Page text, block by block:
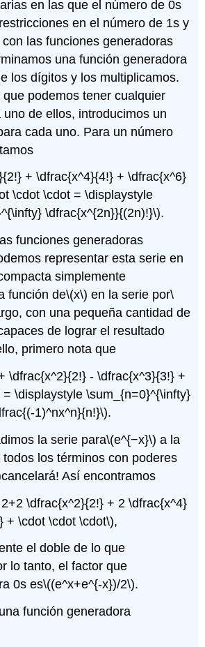
en las que el número de 0s
en el número de 1s y
las funciones generadoras
una función generadora
los dígitos y los multiplicamos.
podemos tener cualquier
de ellos, introducimos un
cada uno. Para un número
+ \dfrac{x^4}{4!} + \dfrac{x^6}
\cdot \cdot = \displaystyle
\dfrac{x^{2n}}{(2n)!}\).
funciones generadoras
representar esta serie en
simplemente
función de\(x\) en la serie por\
con una pequeña cantidad de
de lograr el resultado
primero nota que
\dfrac{x^2}{2!} - \dfrac{x^3}{3!} +
\displaystyle \sum_{n=0}^{\infty}
1)^nx^n}{n!}\).
la serie para\(e^{−x}\) a la
todos los términos con poderes
cancelará! Así encontramos
\dfrac{x^2}{2!} + 2 \dfrac{x^4}
+ \cdot \cdot \cdot\),
el doble de lo que
lo tanto, el factor que
0s es\((e^x+e^{-x})/2\).
función generadora